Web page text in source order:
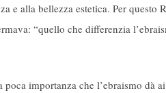
e alla bellezza estetica. Per questo
“quello che differenzia
poca importanza che l’ebraismo dà